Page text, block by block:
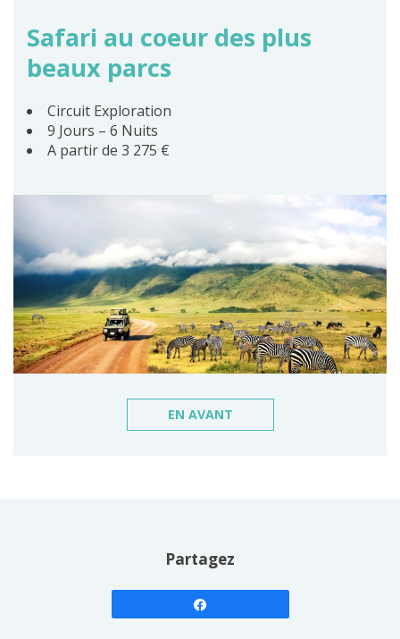
Safari au coeur des plus
beaux parcs
Circuit Exploration
9 Jours – 6 Nuits
A partir de 3 275 €
EN AVANT
Partagez